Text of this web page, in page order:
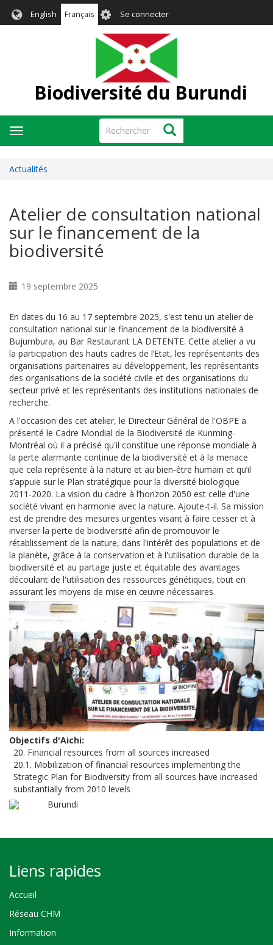
English Français User
account
menu
Se connecter
Biodiversité du Burundi
Rechercher Rechercher
Toggle
navigation
Actualités
Atelier de consultation national
sur le financement de la
biodiversité
19 septembre 2025
En dates du 16 au 17 septembre 2025, s'est tenu un atelier de
consultation national sur le financement de la biodiversité à
Bujumbura, au Bar Restaurant LA DETENTE. Cette atelier a vu
la participation des hauts cadres de l’Etat, les représentants des
organisations partenaires au développement, les représentants
des organisations de la société civile et des organisations du
secteur privé et les représentants des institutions nationales de
recherche.
A l'occasion des cet atelier, le Directeur Général de l'OBPE a
présenté le Cadre Mondial de la Biodiversité de Kunming-
Montréal où il a précisé qu'il constitue une réponse mondiale à
la perte alarmante continue de la biodiversité et à la menace
que cela représente à la nature et au bien-être humain et qu’il
s’appuie sur le Plan stratégique pour la diversité biologique
2011-2020. La vision du cadre à l’horizon 2050 est celle d'une
société vivant en harmonie avec la nature. Ajoute-t-il. Sa mission
est de prendre des mesures urgentes visant à faire cesser et à
inverser la perte de biodiversité afin de promouvoir le
rétablissement de la nature, dans l'intérêt des populations et de
la planète, grâce à la conservation et à l'utilisation durable de la
biodiversité et au partage juste et équitable des avantages
découlant de l'utilisation des ressources génétiques, tout en
assurant les moyens de mise en œuvre nécessaires.
Objectifs d'Aichi
20. Financial resources from all sources increased
20.1. Mobilization of financial resources implementing the
Strategic Plan for Biodiversity from all sources have increased
substantially from 2010 levels
Burundi
Liens rapides
Accueil
Réseau CHM
Information